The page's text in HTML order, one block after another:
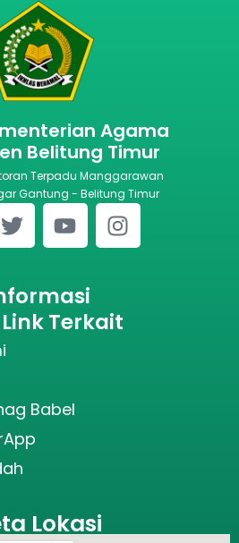
Agama
Belitung Timur
Terpadu Manggarawan
Gantung - Belitung Timur
Terkait
Babel
Lokasi